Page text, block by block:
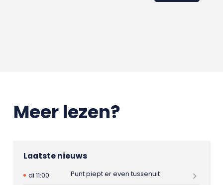
Meer lezen?
Laatste nieuws
di 11:00
Punt piept er even tussenuit